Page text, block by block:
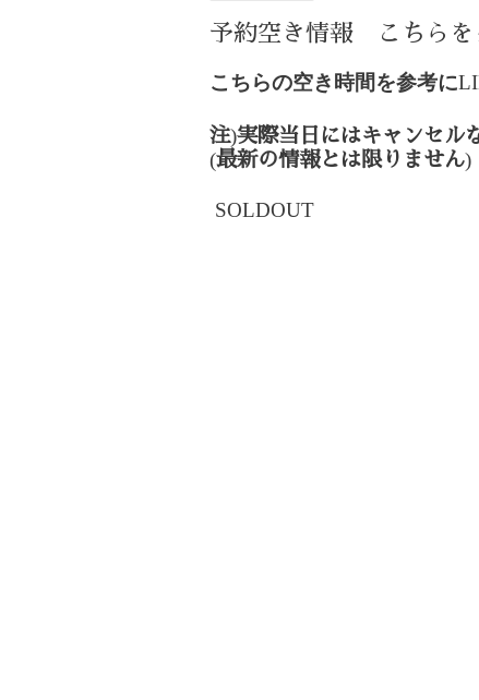
予約空き情報 こちらを
こちらの空き時間を参考に
注)実際当日にはキャンセル
(最新の情報とは限りません)
SOLDOUT